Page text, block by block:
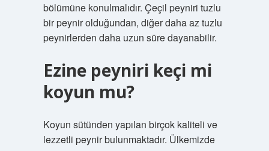
bölümüne konulmalıdır. Çeçil peyniri tuzlu
bir peynir olduğundan, diğer daha az tuzlu
peynirlerden daha uzun süre dayanabilir.
Ezine peyniri keçi mi
koyun mu?
Koyun sütünden yapılan birçok kaliteli ve
lezzetli peynir bulunmaktadır. Ülkemizde